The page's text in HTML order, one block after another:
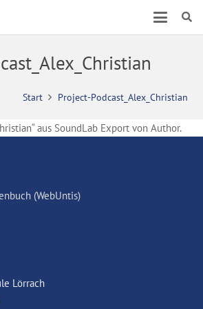
Start Project-Podcast_Alex_Christian
aus SoundLab Export von Author.
(WebUntis)
Lörrach